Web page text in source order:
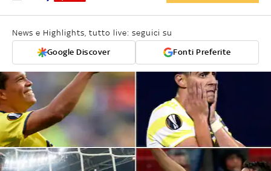
News e Highlights, tutto live: seguici su
Google Discover Fonti Preferite